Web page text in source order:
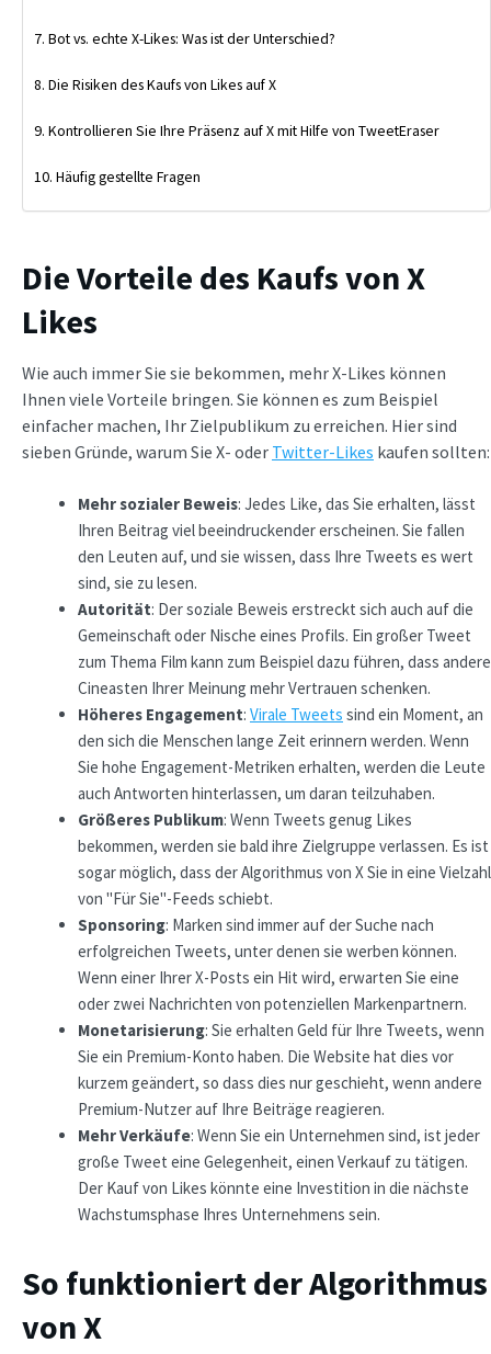
Bot vs. echte X-Likes: Was ist der Unterschied?
Die Risiken des Kaufs von Likes auf X
Kontrollieren Sie Ihre Präsenz auf X mit Hilfe von TweetEraser
Häufig gestellte Fragen
Die Vorteile des Kaufs von X
Likes
Wie auch immer Sie sie bekommen, mehr X-Likes können
Ihnen viele Vorteile bringen. Sie können es zum Beispiel
einfacher machen, Ihr Zielpublikum zu erreichen. Hier sind
sieben Gründe, warum Sie X- oder Twitter-Likes kaufen sollten:
Mehr sozialer Beweis: Jedes Like, das Sie erhalten, lässt
Ihren Beitrag viel beeindruckender erscheinen. Sie fallen
den Leuten auf, und sie wissen, dass Ihre Tweets es wert
sind, sie zu lesen.
Autorität: Der soziale Beweis erstreckt sich auch auf die
Gemeinschaft oder Nische eines Profils. Ein großer Tweet
zum Thema Film kann zum Beispiel dazu führen, dass andere
Cineasten Ihrer Meinung mehr Vertrauen schenken.
Höheres Engagement: Virale Tweets sind ein Moment, an
den sich die Menschen lange Zeit erinnern werden. Wenn
Sie hohe Engagement-Metriken erhalten, werden die Leute
auch Antworten hinterlassen, um daran teilzuhaben.
Größeres Publikum: Wenn Tweets genug Likes
bekommen, werden sie bald ihre Zielgruppe verlassen. Es ist
sogar möglich, dass der Algorithmus von X Sie in eine Vielzahl
von "Für Sie"-Feeds schiebt.
Sponsoring: Marken sind immer auf der Suche nach
erfolgreichen Tweets, unter denen sie werben können.
Wenn einer Ihrer X-Posts ein Hit wird, erwarten Sie eine
oder zwei Nachrichten von potenziellen Markenpartnern.
Monetarisierung: Sie erhalten Geld für Ihre Tweets, wenn
Sie ein Premium-Konto haben. Die Website hat dies vor
kurzem geändert, so dass dies nur geschieht, wenn andere
Premium-Nutzer auf Ihre Beiträge reagieren.
Mehr Verkäufe: Wenn Sie ein Unternehmen sind, ist jeder
große Tweet eine Gelegenheit, einen Verkauf zu tätigen.
Der Kauf von Likes könnte eine Investition in die nächste
Wachstumsphase Ihres Unternehmens sein.
So funktioniert der Algorithmus
von X